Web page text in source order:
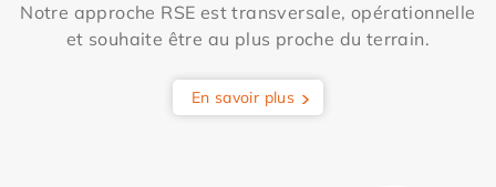
Notre approche RSE est transversale, opérationnelle
et souhaite être au plus proche du terrain.
En savoir plus